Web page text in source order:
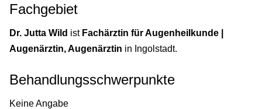
Fachgebiet
Dr. Jutta Wild ist Fachärztin für Augenheilkunde |
Augenärztin, Augenärztin in Ingolstadt.
Behandlungsschwerpunkte
Keine Angabe